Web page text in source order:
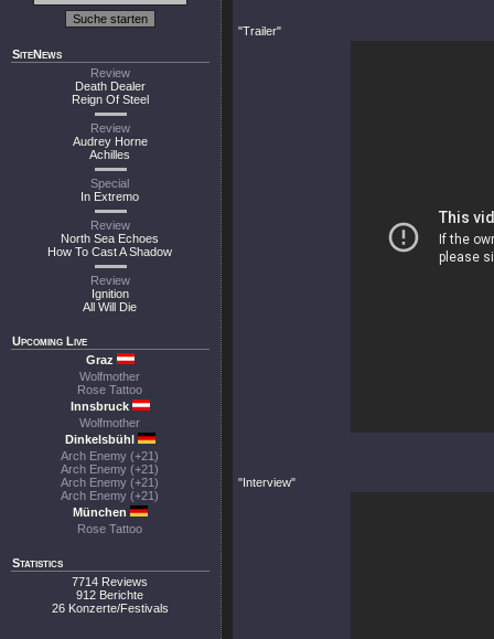
SiteNews
Review
Death Dealer
Reign Of Steel
Review
Audrey Horne
Achilles
Special
In Extremo
Review
North Sea Echoes
How To Cast A Shadow
Review
Ignition
All Will Die
Upcoming Live
Graz
Wolfmother
Rose Tattoo
Innsbruck
Wolfmother
Dinkelsbühl
Arch Enemy (+21)
Arch Enemy (+21)
Arch Enemy (+21)
Arch Enemy (+21)
München
Rose Tattoo
Statistics
7714 Reviews
912 Berichte
26 Konzerte/Festivals
"Trailer"
"Interview"